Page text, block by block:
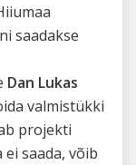
saadakse
Dan Lukas
valmistükki
projekti
saada, võib